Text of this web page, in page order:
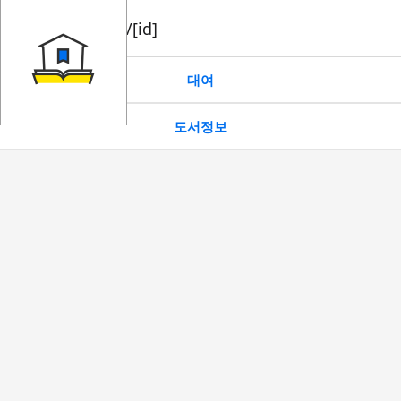
book/rent/[id]
대여
도서정보